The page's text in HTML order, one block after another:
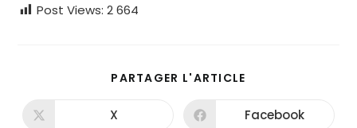
Post Views: 2 664
PARTAGER L'ARTICLE
CONTENU
Ouvrir
X Ouvrir
Facebook